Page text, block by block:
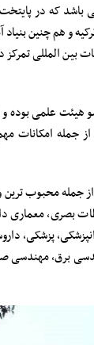
که در پایتخت
بین المللی
از جمله امکانات
محبوب ترین
بصری، معماری
پزشکی،
برق، مهندسی